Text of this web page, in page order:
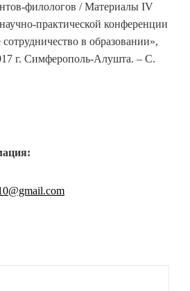
филологов / Материалы IV
практической конференции
в образовании»,
г. Симферополь-Алушта. – С.